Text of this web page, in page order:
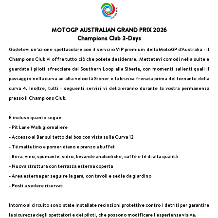
MOTOGP AUSTRALIAN GRAND PRIX 2026
Champions Club 3-Days
Godetevi un'azione spettacolare con il servizio VIP premium della MotoGP d'Australia - il
Champions Club vi offre tutto ciò che potete desiderare. Mettetevi comodi nella suite e
guardate i piloti sfrecciare dal Southern Loop alla Siberia, con momenti salienti quali il
passaggio nella curva ad alta velocità Stoner e la brusca frenata prima del tornante della
curva 4. Inoltre, tutti i seguenti servizi vi delizieranno durante la vostra permanenza
presso il Champions Club.
È incluso quanto segue:
- Pit Lane Walk giornaliere
- Accesso al Bar sul tetto dei box con vista sulla Curva 12
- Tè mattutino e pomeridiano e pranzo a buffet
- Birra, vino, spumante, sidro, bevande analcoliche, caffè e tè di alta qualità
- Nuova struttura con terrazza esterna coperta
- Area esterna per seguire la gara, con tavoli e sedie da giardino
- Posti a sedere riservati
Intorno al circuito sono state installate recinzioni protettive contro i detriti per garantire
la sicurezza degli spettatori e dei piloti, che possono modificare l'esperienza visiva.